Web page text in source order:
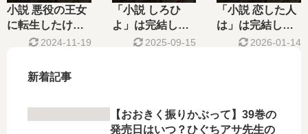
小説 悪役の王女
に転生したけ
ど、隠しキ …
発売日､9巻の発
売日はいつ？完
2024-11-19
「小説 しろひ
よ」は完結し
た？最新刊16巻
2025-09-15
「小説 恋した人
は」は完結し
た？最新刊9巻の
2026-01-14
新着記事
【おおきく振りかぶって】39巻の
発売日はいつ？ひぐちアサ先生の